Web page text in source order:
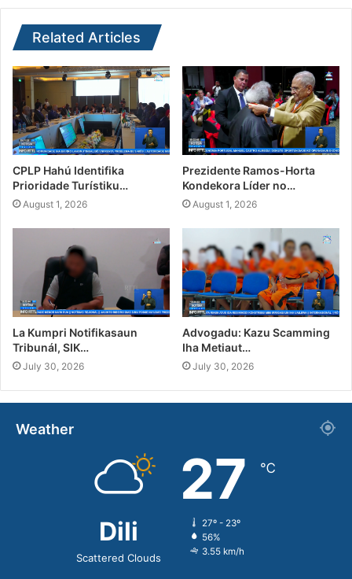
Related Articles
CPLP Hahú Identifika
Prioridade Turístiku…
August 1, 2026
Prezidente Ramos-Horta
Kondekora Líder no…
August 1, 2026
La Kumpri Notifikasaun
Tribunál, SIK…
July 30, 2026
Advogadu: Kazu Scamming
Iha Metiaut…
July 30, 2026
Weather
Dili
Scattered Clouds
27 ℃
27º - 23º
56%
3.55 km/h